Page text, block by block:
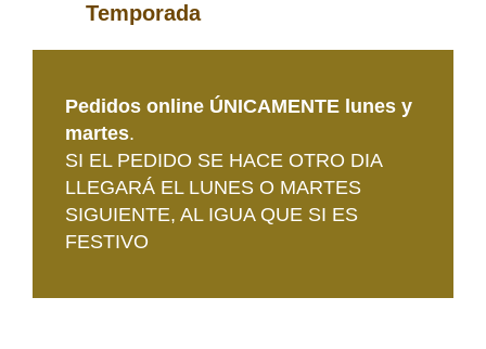
Temporada
Pedidos online ÚNICAMENTE lunes y
martes.
SI EL PEDIDO SE HACE OTRO DIA
LLEGARÁ EL LUNES O MARTES
SIGUIENTE, AL IGUA QUE SI ES
FESTIVO